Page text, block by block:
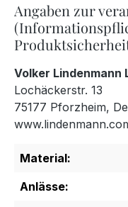
Angaben zur
Volker Lindenmann
Lochäckerstr. 13
75177 Pforzheim,
Material:
Anlässe: